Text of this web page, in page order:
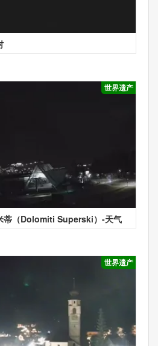
世界遗产
蒂（Dolomiti Superski）-天气
世界遗产